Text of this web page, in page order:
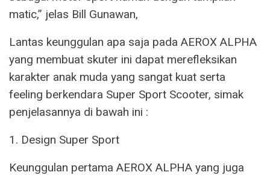
matic,” jelas Bill Gunawan,
Lantas keunggulan apa saja pada AEROX ALPHA
yang membuat skuter ini dapat merefleksikan
karakter anak muda yang sangat kuat serta
feeling berkendara Super Sport Scooter, simak
penjelasannya di bawah ini :
1. Design Super Sport
Keunggulan pertama AEROX ALPHA yang juga